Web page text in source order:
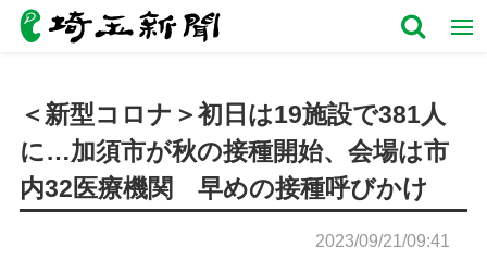
＜新型コロナ＞初日は19施設で381人
に…加須市が秋の接種開始、会場は市
内32医療機関 早めの接種呼びかけ
2023/09/21/09:41